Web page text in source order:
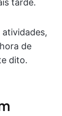
tarde.
de
dito.